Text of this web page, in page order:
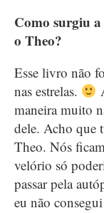
Como surgiu
o Theo?
Esse livro não
nas estrelas.
maneira muito
dele. Acho que
Theo. Nós
velório só
passar pela
eu não